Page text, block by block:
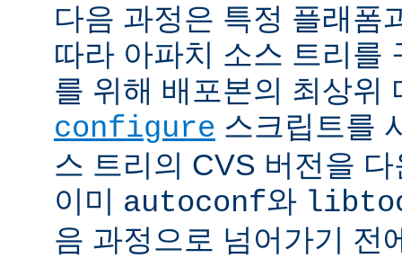
다음 과정은 특정 플래폼
따라 아파치 소스 트리를
를 위해 배포본의 최상위
configure 스크립트를
스 트리의 CVS 버전을
이미 autoconf와
음 과정으로 넘어가기 전